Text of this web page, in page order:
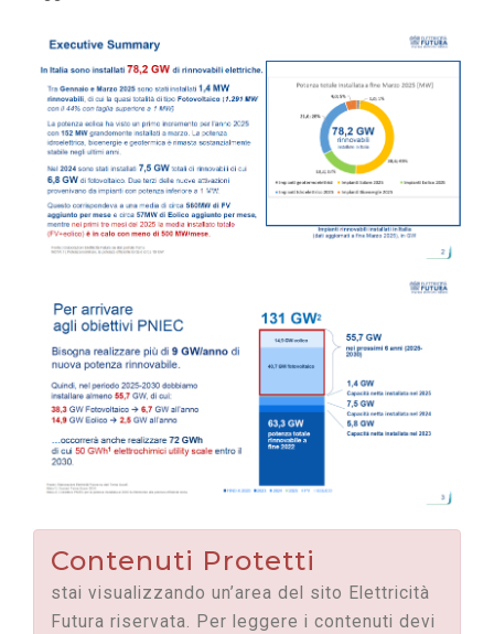
Contenuti Protetti
stai visualizzando un’area del sito Elettricità
Futura riservata. Per leggere i contenuti devi